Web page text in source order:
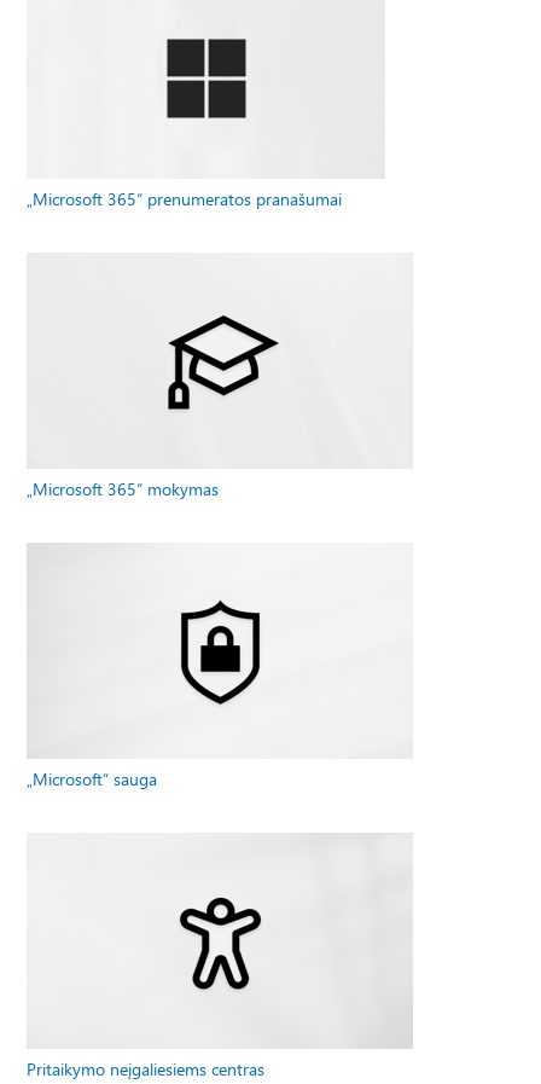
„Microsoft 365“ prenumeratos pranašumai
„Microsoft 365“ mokymas
„Microsoft“ sauga
Pritaikymo neįgaliesiems centras